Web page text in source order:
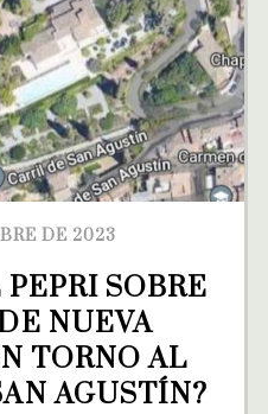
DE 2023
SOBRE
NUEVA
TORNO AL
AGUSTÍN?